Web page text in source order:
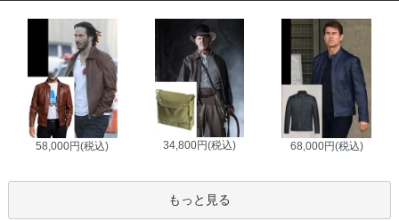
58,000円(税込) 34,800円(税込) 68,000円(税込)
もっと見る